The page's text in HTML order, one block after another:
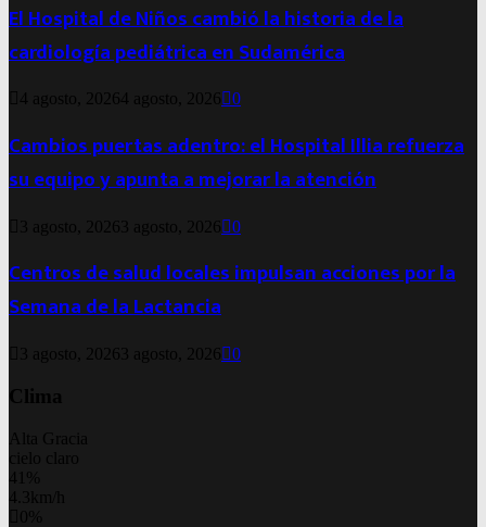
El Hospital de Niños cambió la historia de la
cardiología pediátrica en Sudamérica
4 agosto, 20264 agosto, 2026 0
Cambios puertas adentro: el Hospital Illia refuerza
su equipo y apunta a mejorar la atención
3 agosto, 2026 3 agosto, 2026 0
Centros de salud locales impulsan acciones por la
Semana de la Lactancia
3 agosto, 2026 3 agosto, 2026 0
Clima
Alta Gracia
cielo claro
41%
4.3km/h
0%